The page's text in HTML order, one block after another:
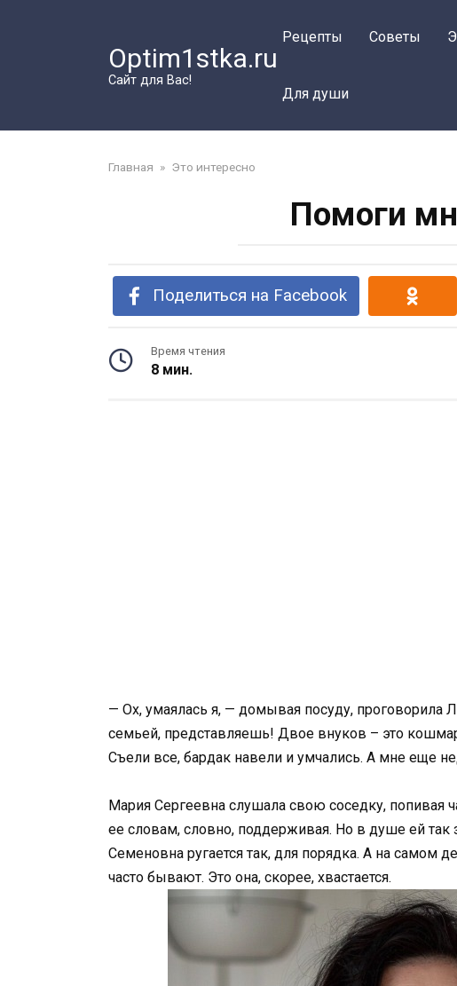
Optim1stka.ru
Сайт для Вас!
Рецепты Советы
Для души
Главная » Это интересно
Помоги
Поделиться на Facebook
Время чтения
8 мин.
— Ох, умаялась я, — домывая посуду, проговорила
семьей, представляешь! Двое внуков – это
Съели все, бардак навели и умчались. А мне еще
Мария Сергеевна слушала свою соседку, попивая
ее словам, словно, поддерживая. Но в душе ей так
Семеновна ругается так, для порядка. А на самом
часто бывают. Это она, скорее, хвастается.